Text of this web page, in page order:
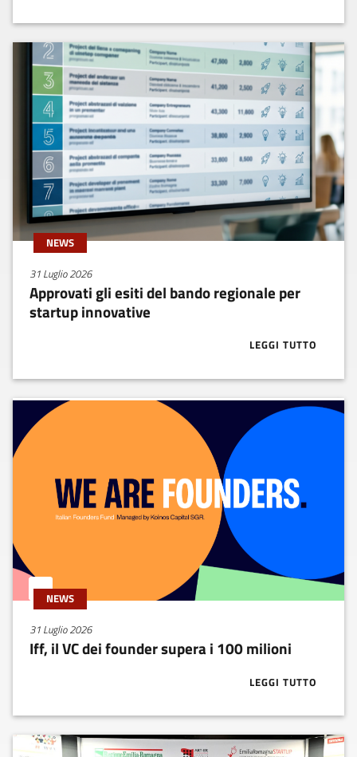
NEWS
31 Luglio 2026
Approvati gli esiti del bando regionale per
startup innovative
LEGGI TUTTO
ABOUT
NEWS
31 Luglio 2026
Iff, il VC dei founder supera i 100 milioni
LEGGI TUTTOABOUT IFF, IL